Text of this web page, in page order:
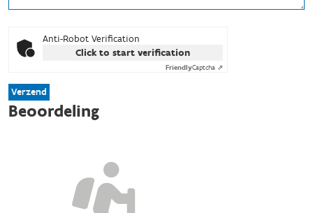
Anti-Robot Verification
Click to start verification
FriendlyCaptcha ⇗
Verzend
Beoordeling